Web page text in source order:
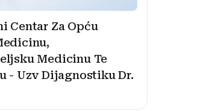
Centar Za Opću
Medicinu Te
- Uzv Dijagnostiku Dr.